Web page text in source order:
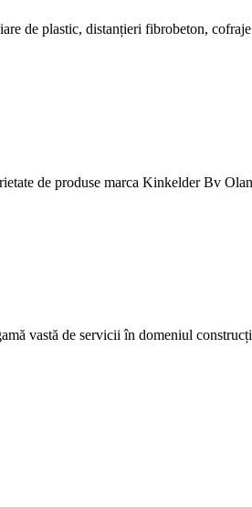
plastic, distanțieri fibrobeton, cofraje
de produse marca Kinkelder Bv
vastă de servicii în domeniul